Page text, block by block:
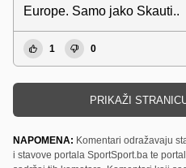
Europe. Samo jako Skauti..
1 0
PRIKAŽI
NAPOMENA: Komentari odražavaju
i stavove portala SportSport.ba te